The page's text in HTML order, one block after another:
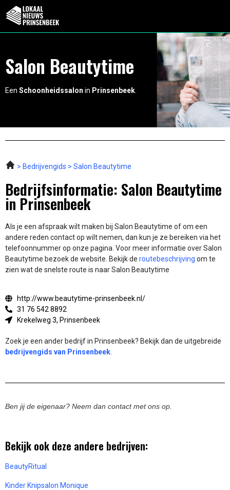
Salon Beautytime
Een Schoonheidssalon in Prinsenbeek
Bedrijvengids Salon Beautytime
Bedrijfsinformatie: Salon Beautytime
in Prinsenbeek
Als je een afspraak wilt maken bij Salon Beautytime of om een
andere reden contact op wilt nemen, dan kun je ze bereiken via het
telefoonnummer op onze pagina. Voor meer informatie over Salon
Beautytime bezoek de website. Bekijk de routebeschrijving om te
zien wat de snelste route is naar Salon Beautytime
http://www.beautytime-prinsenbeek.nl/
31 76 542 8892
Krekelweg 3, Prinsenbeek
Zoek je een ander bedrijf in Prinsenbeek? Bekijk dan de uitgebreide
bedrijvengids van Prinsenbeek
Ben jij de eigenaar? Neem dan contact met ons op.
Bekijk ook deze andere bedrijven:
BeautyRitual
Kinder Knipsalon Monique